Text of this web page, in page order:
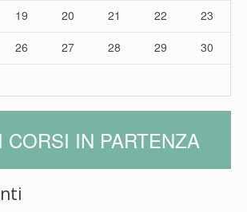
19 20 21 22
23
26 27 28 29
30
CORSI IN PARTENZA